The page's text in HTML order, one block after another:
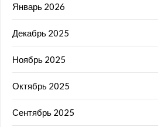
Январь 2026
Декабрь 2025
Ноябрь 2025
Октябрь 2025
Сентябрь 2025